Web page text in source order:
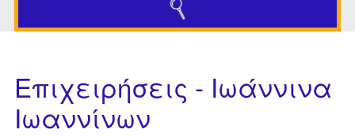
Επιχειρήσεις - Ιωάννινα
Ιωαννίνων